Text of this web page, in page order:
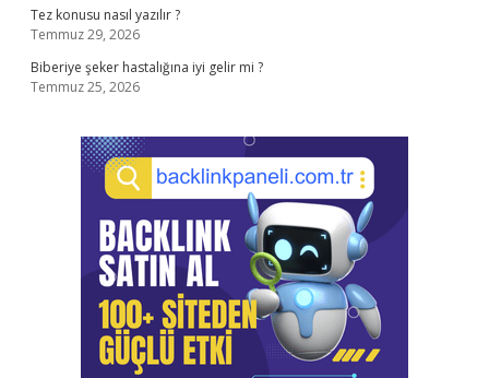
Tez konusu nasıl yazılır ?
Temmuz 29, 2026
Biberiye şeker hastalığına iyi gelir mi ?
Temmuz 25, 2026